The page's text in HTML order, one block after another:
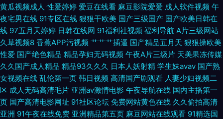
黄色片 大香蕉伊人婷婷 国产视频二区网 国产精品久久欠 东京影院热 久久大
香蕉一区 淫网高清电影免费提供 TS国产视频在线看 久草亚洲天堂 深夜成人
影视 亚洲日韩综合另类 久久草午夜福利视频 亚洲日韩国产欧美另类 东方影
库av免费看 影音先锋AV自拍资源 91在线精品视频 精品产品日精品产品 91人
人干 国大片免费观看电视剧 亚欧美色图80p 国产93视频 新视频sss国产 传
黄瓜视频成人 性爱婷婷 爱豆在线看 麻豆影院爱爱 成人软件视频 午
夜宅男在线 91专区在线 狠狠干欧美 国产三级国产 国产欧美日韩在
线 97五月天婷婷 日韩在线网 91福利社视频 福利导航 A片三级网站
久草视频8 香蕉APP污视频 艹艹艹插逼 国产精品五月天 狠狠操欧美
性爱 国产绝色精品 精品孕妇无码视频 午夜A片三级片 天美果冻传媒
久久国产成人精品 精品93久久久 日本人妖射精 学生妹avav 国产熟
女视频在线 乱伦第一页 韩日视频 高清国产剧观看 人妻少妇视频二
区 成人无码高清毛片 亚洲av激情电影 午夜导航在线 国内主播第一
页 国产高清电影网址 91社区论坛 免费网站黄色在线 久久偷拍高清
亚洲 91午夜在线免费 亚洲精品第五页 麻豆网站在线观看 91精选国